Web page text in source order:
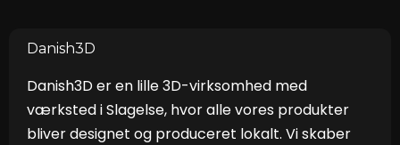
Danish3D
Danish3D er en lille 3D-virksomhed med
værksted i Slagelse, hvor alle vores produkter
bliver designet og produceret lokalt. Vi skaber